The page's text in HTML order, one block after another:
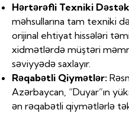
Hərtərəfli Texniki
məhsullarına tam texniki
orijinal ehtiyat hissələri
xidmətlərdə müştəri
səviyyədə saxlayır.
Rəqabətli Qiymətlər:
Azərbaycan, “Duyar”ın
ən rəqabətli qiymətlərlə